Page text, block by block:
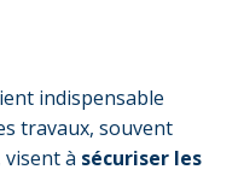
indispensable
travaux, souvent
visent à sécuriser les